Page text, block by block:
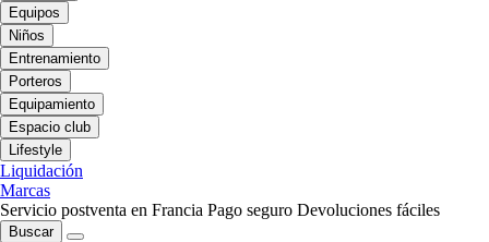
Equipos
Niños
Entrenamiento
Porteros
Equipamiento
Espacio club
Lifestyle
Liquidación
Marcas
Servicio postventa en Francia Pago seguro Devoluciones fáciles
Buscar